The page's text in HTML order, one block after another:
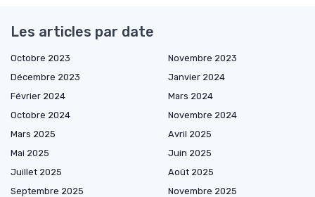
Les articles par date
Octobre 2023
Novembre 2023
Décembre 2023
Janvier 2024
Février 2024
Mars 2024
Octobre 2024
Novembre 2024
Mars 2025
Avril 2025
Mai 2025
Juin 2025
Juillet 2025
Août 2025
Septembre 2025
Novembre 2025